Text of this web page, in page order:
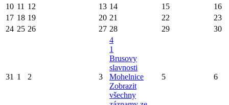
10 11 12 13 14 15
16
17 18 19 20 21 22
23
24 25 26 27 28 29 30
31 1 2 3
4
1
Brusovy
slavnosti
Mohelnice
Zobrazit
všechny
5 6